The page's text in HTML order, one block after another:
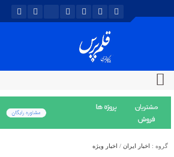
گروه : اخبار ایران / اخبار ویژه